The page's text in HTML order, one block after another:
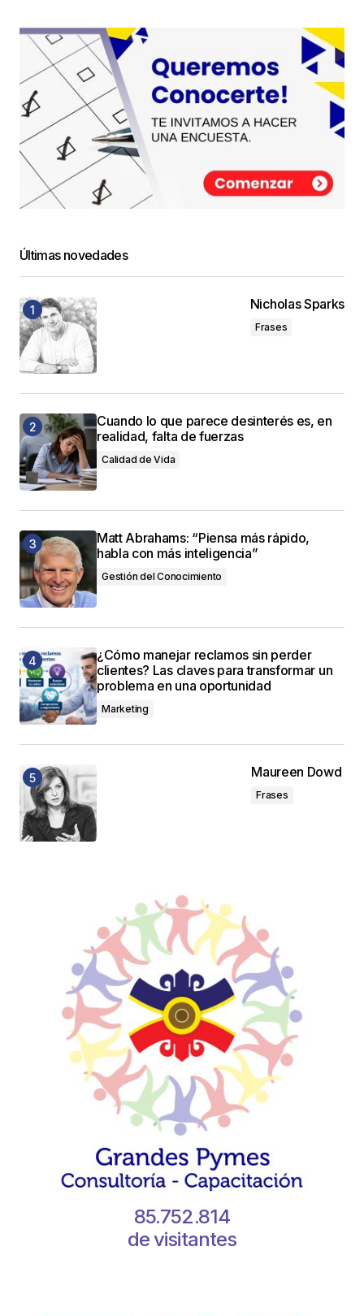
Últimas novedades
Nicholas Sparks
Frases
Cuando lo que parece desinterés es, en
realidad, falta de fuerzas
Calidad de Vida
Matt Abrahams: “Piensa más rápido,
habla con más inteligencia”
Gestión del Conocimiento
¿Cómo manejar reclamos sin perder
clientes? Las claves para transformar un
problema en una oportunidad
Marketing
Maureen Dowd
Frases
85.752.814
de visitantes